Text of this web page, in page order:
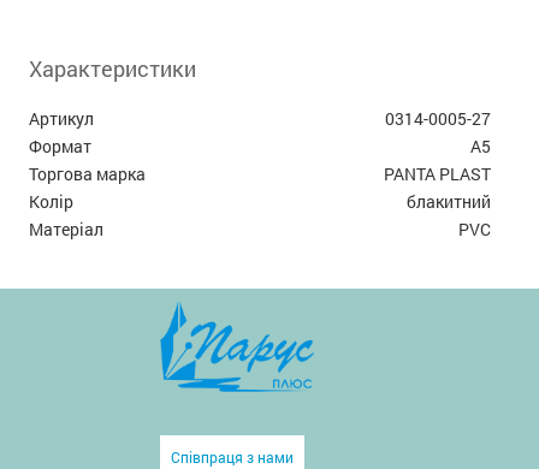
Характеристики
Артикул
0314-0005-27
Формат
А5
Торгова марка
PANTA PLAST
Колір
блакитний
Матеріал
PVC
Співпраця з нами